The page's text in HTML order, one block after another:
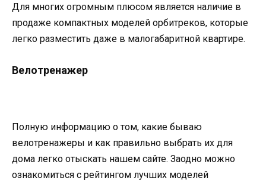
Для многих огромным плюсом является наличие в
продаже компактных моделей орбитреков, которые
легко разместить даже в малогабаритной квартире.
Велотренажер
Полную информацию о том, какие бываю
велотренажеры и как правильно выбрать их для
дома легко отыскать нашем сайте. Заодно можно
ознакомиться с рейтингом лучших моделей